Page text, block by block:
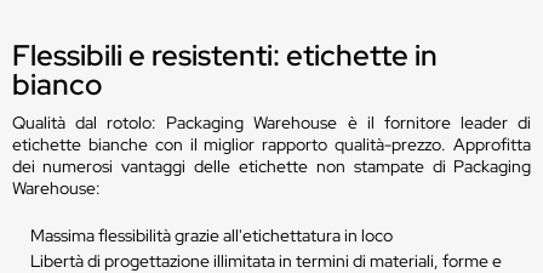
Flessibili e resistenti: etichette in
bianco
Qualità dal rotolo: Packaging Warehouse è il fornitore leader di
etichette bianche con il miglior rapporto qualità-prezzo. Approfitta
dei numerosi vantaggi delle etichette non stampate di Packaging
Warehouse:
Massima flessibilità grazie all'etichettatura in loco
Libertà di progettazione illimitata in termini di materiali, forme e